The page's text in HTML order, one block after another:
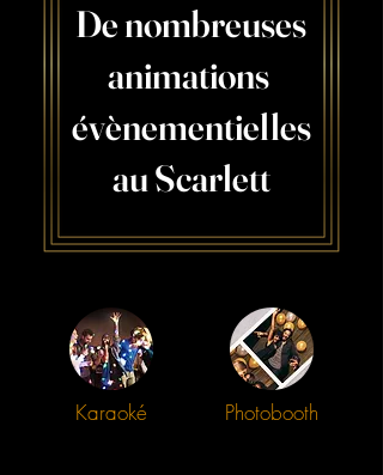
De nombreuses
animations
évènementielles
au Scarlett
Karaoké Photobooth